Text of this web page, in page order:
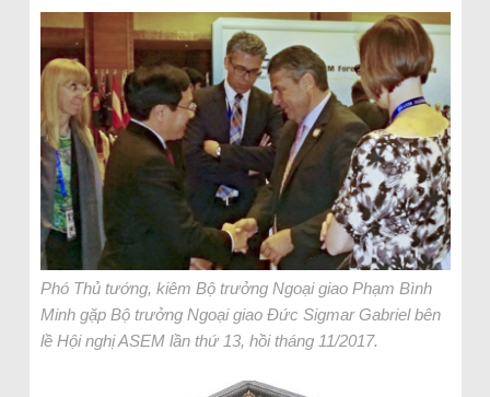
Phó Thủ tướng, kiêm Bộ trưởng Ngoại giao Phạm Bình
Minh gặp Bộ trưởng Ngoại giao Đức Sigmar Gabriel bên
lề Hội nghị ASEM lần thứ 13, hồi tháng 11/2017.